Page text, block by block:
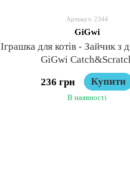
Артикул: 2344
GiGwi
Іграшка для котів - Зайчик з
GiGwi
236 грн
Купити
В наявності